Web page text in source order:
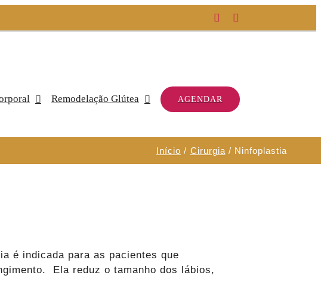
Facebook
Remodelação Glútea AGENDAR
Início Cirurgia Ninfoplastia
é indicada para as pacientes que
Ela reduz o tamanho dos lábios,